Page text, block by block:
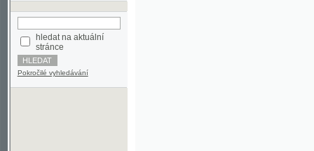
stránce
Pokročilé vyhledávání